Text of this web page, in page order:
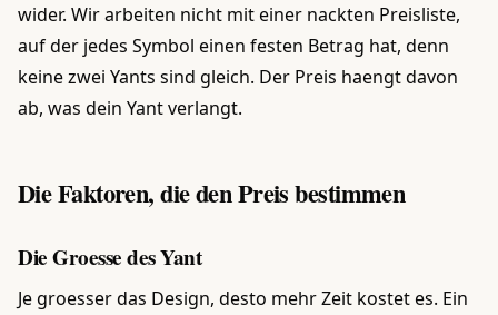
wider. Wir arbeiten nicht mit einer nackten Preisliste,
auf der jedes Symbol einen festen Betrag hat, denn
keine zwei Yants sind gleich. Der Preis haengt davon
ab, was dein Yant verlangt.
Die Faktoren, die den Preis bestimmen
Die Groesse des Yant
Je groesser das Design, desto mehr Zeit kostet es. Ein